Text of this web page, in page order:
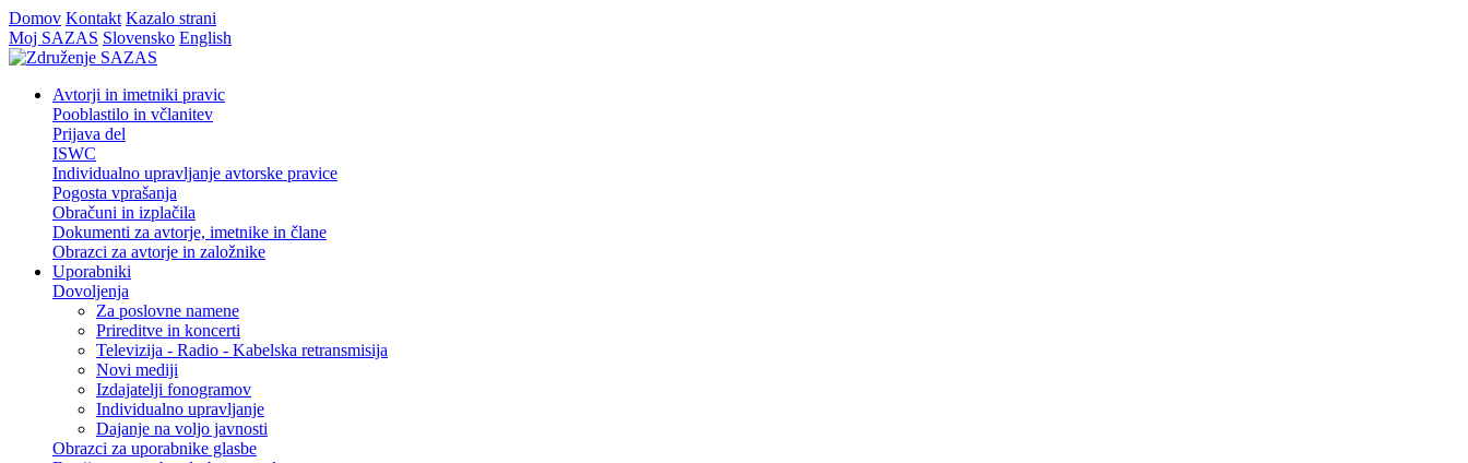
Domov Kontakt Kazalo strani
Moj SAZAS Slovensko English
Avtorji in imetniki pravic
Pooblastilo in včlanitev
Prijava del
ISWC
Individualno upravljanje avtorske pravice
Pogosta vprašanja
Obračuni in izplačila
Dokumenti za avtorje, imetnike in člane
Obrazci za avtorje in založnike
Uporabniki
Dovoljenja
Za poslovne namene
Prireditve in koncerti
Televizija - Radio - Kabelska retransmisija
Novi mediji
Izdajatelji fonogramov
Individualno upravljanje
Dajanje na voljo javnosti
Obrazci za uporabnike glasbe